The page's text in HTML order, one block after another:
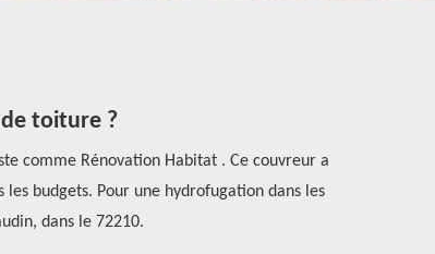
toiture ?
comme Rénovation Habitat . Ce couvreur a
budgets. Pour une hydrofugation dans les
dans le 72210.